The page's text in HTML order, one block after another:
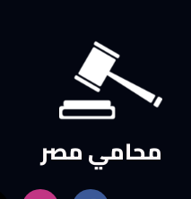
محامي مصر